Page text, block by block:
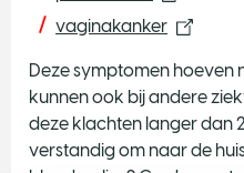
vaginakanker
Deze symptomen hoeven
kunnen ook bij andere
deze klachten langer dan
verstandig om naar de